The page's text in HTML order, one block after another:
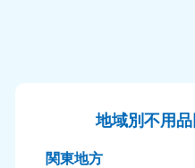
050-1880-9896
9:00〜19:00 年中無休
地域別不用
関東地方